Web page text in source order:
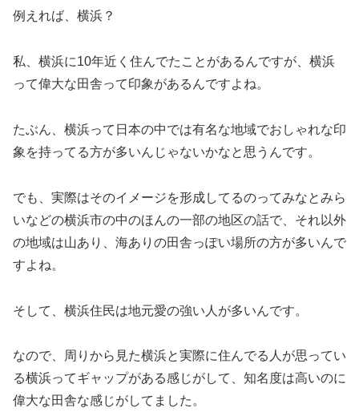
例えれば、横浜？
私、横浜に10年近く住んでたことがあるんですが、横浜
って偉大な田舎って印象があるんですよね。
たぶん、横浜って日本の中では有名な地域でおしゃれな印
象を持ってる方が多いんじゃないかなと思うんです。
でも、実際はそのイメージを形成してるのってみなとみら
いなどの横浜市の中のほんの一部の地区の話で、それ以外
の地域は山あり、海ありの田舎っぽい場所の方が多いんで
すよね。
そして、横浜住民は地元愛の強い人が多いんです。
なので、周りから見た横浜と実際に住んでる人が思ってい
る横浜ってギャップがある感じがして、知名度は高いのに
偉大な田舎な感じがしてました。